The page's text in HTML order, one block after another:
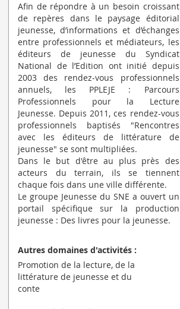
Afin de répondre à un besoin croissant
de repères dans le paysage éditorial
jeunesse, d’informations et d’échanges
entre professionnels et médiateurs, les
éditeurs de jeunesse du Syndicat
National de l’Edition ont initié depuis
2003 des rendez-vous professionnels
annuels, les PPLEJE : Parcours
Professionnels pour la Lecture
Jeunesse. Depuis 2011, ces rendez-vous
professionnels baptisés "Rencontres
avec les éditeurs de littérature de
jeunesse" se sont multipliées.
Dans le but d'être au plus près des
acteurs du terrain, ils se tiennent
chaque fois dans une ville différente.
Le groupe Jeunesse du SNE a ouvert un
portail spécifique sur la production
jeunesse : Des livres pour la jeunesse.
Autres domaines d'activités :
Promotion de la lecture, de la
littérature de jeunesse et du
conte